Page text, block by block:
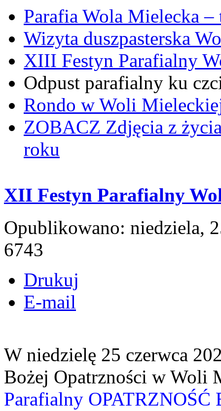
Parafia Wola Mielecka
Wizyta duszpasterska
XIII Festyn Parafialny
Odpust parafialny ku
Rondo w Woli
ZOBACZ Zdjęcia z
roku
XII Festyn Parafialny
Opublikowano: niedziela,
6743
Drukuj
E-mail
W niedzielę 25 czerwca
Bożej Opatrzności w Woli
Parafialny